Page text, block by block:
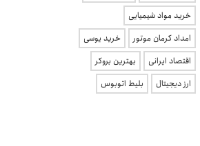
خرید مواد شیمیایی
امداد کرمان موتور
خرید یوسی
اقتصاد ایرانی
بهترین بروکر
ارز دیجیتال
بلیط اتوبوس